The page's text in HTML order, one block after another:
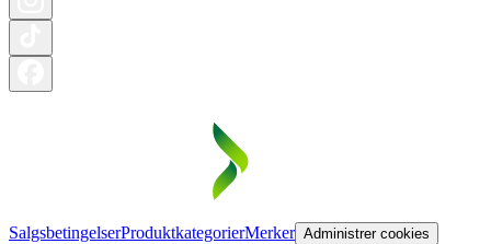
SalgsbetingelserProduktkategorierMerker Administrer cookies